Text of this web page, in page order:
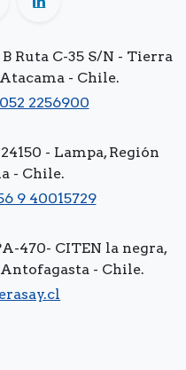
Ruta C-35 S/N - Tierra
- Chile.
2256900
- Lampa, Región
- Chile.
9 40015729
470- CITEN la negra,
- Chile.